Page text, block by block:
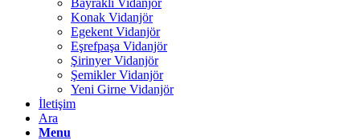
Bayraklı Vidanjör
Konak Vidanjör
Egekent Vidanjör
Eşrefpaşa Vidanjör
Şirinyer Vidanjör
Şemikler Vidanjör
Yeni Girne Vidanjör
İletişim
Ara
Menu